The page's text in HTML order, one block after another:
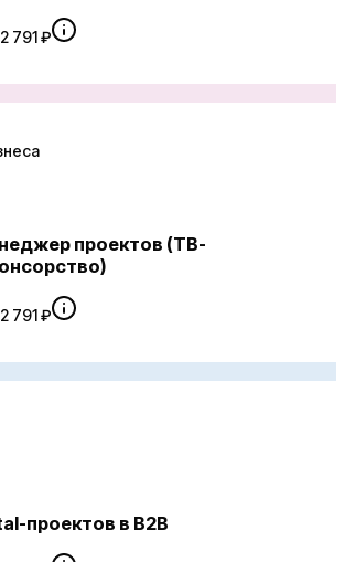
791 ₽
проектов (ТВ-
791 ₽
проектов в B2B